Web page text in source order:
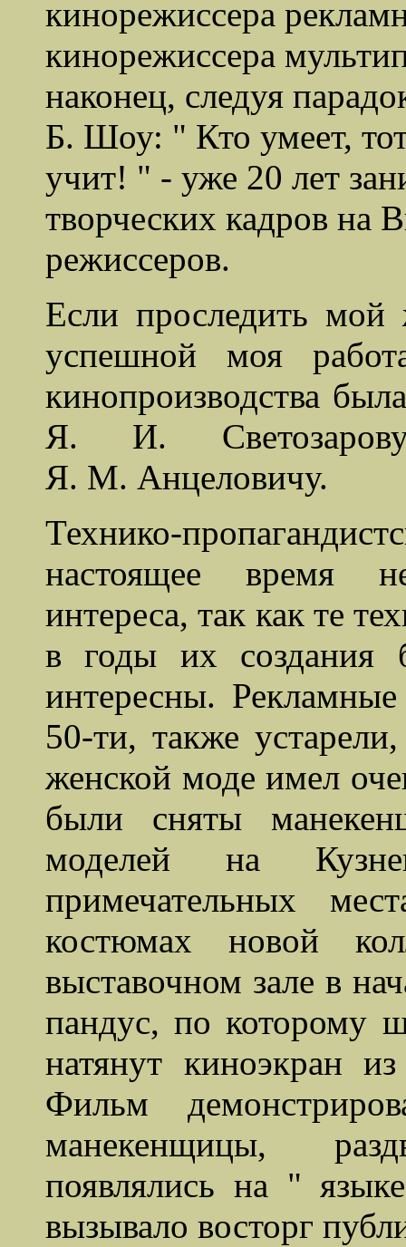
кинорежиссера
кинорежиссера
наконец, следуя
Б. Шоу: " Кто умеет, тот
учит! " - уже 20 лет
творческих кадров на
режиссеров.
Если проследить
успешной моя
кинопроизводства
Я. И.
Я. М. Анцеловичу.
Технико-
настоящее время
интереса, так как те
в годы их создания
интересны.
50-ти, также
женской моде имел
были сняты
моделей на
примечательных
костюмах новой
выставочном зале в
пандус, по которому
натянут киноэкран
Фильм
манекенщицы,
появлялись на "
вызывало восторг